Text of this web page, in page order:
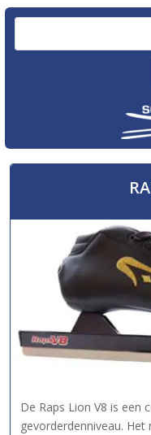
De Raps Lion V8 is een
gevorderdenniveau.